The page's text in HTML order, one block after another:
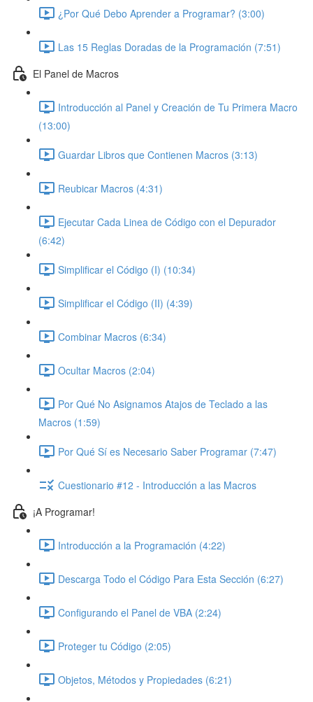
¿Por Qué Debo Aprender a Programar? (3:00)
Las 15 Reglas Doradas de la Programación (7:51)
El Panel de Macros
Introducción al Panel y Creación de Tu Primera Macro
(13:00)
Guardar Libros que Contienen Macros (3:13)
Reubicar Macros (4:31)
Ejecutar Cada Linea de Código con el Depurador
(6:42)
Simplificar el Código (I) (10:34)
Simplificar el Código (II) (4:39)
Combinar Macros (6:34)
Ocultar Macros (2:04)
Por Qué No Asignamos Atajos de Teclado a las
Macros (1:59)
Por Qué Sí es Necesario Saber Programar (7:47)
Cuestionario #12 - Introducción a las Macros
¡A Programar!
Introducción a la Programación (4:22)
Descarga Todo el Código Para Esta Sección (6:27)
Configurando el Panel de VBA (2:24)
Proteger tu Código (2:05)
Objetos, Métodos y Propiedades (6:21)